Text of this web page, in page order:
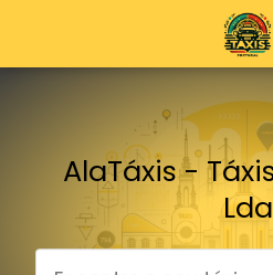
AlaTáxis -
Lda